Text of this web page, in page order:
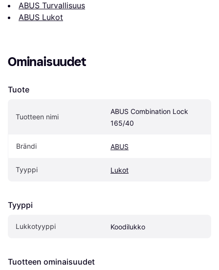
ABUS Turvallisuus
ABUS Lukot
Ominaisuudet
Tuote
Tuotteen nimi
ABUS Combination Lock
165/40
Brändi ABUS
Tyyppi Lukot
Tyyppi
Lukkotyyppi Koodilukko
Tuotteen ominaisuudet